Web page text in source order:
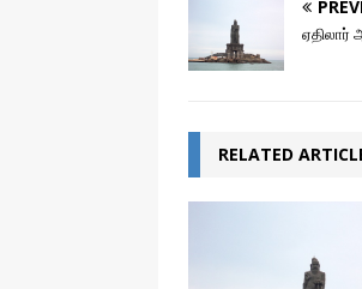
ஏதிலார்
RELATED